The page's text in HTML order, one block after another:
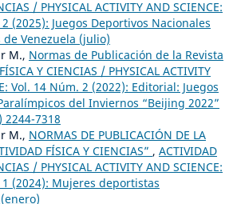
/ PHYSICAL ACTIVITY AND SCIENCE:
(2025): Juegos Deportivos Nacionales
Venezuela (julio)
M., Normas de Publicación de la Revista
Y CIENCIAS / PHYSICAL ACTIVITY
Vol. 14 Núm. 2 (2022): Editorial: Juegos
del Inviernos “Beijing 2022”
2244-7318
M., NORMAS DE PUBLICACIÓN DE LA
FÍSICA Y CIENCIAS” , ACTIVIDAD
/ PHYSICAL ACTIVITY AND SCIENCE:
(2024): Mujeres deportistas